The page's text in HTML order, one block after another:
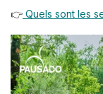
👉 Quels sont les